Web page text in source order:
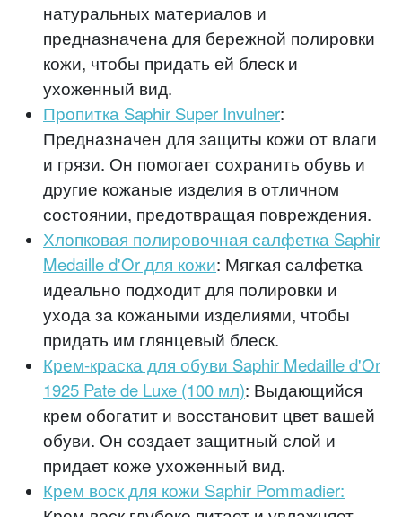
натуральных материалов и
предназначена для бережной полировки
кожи, чтобы придать ей блеск и
ухоженный вид.
Пропитка Saphir Super Invulner:
Предназначен для защиты кожи от влаги
и грязи. Он помогает сохранить обувь и
другие кожаные изделия в отличном
состоянии, предотвращая повреждения.
Хлопковая полировочная салфетка Saphir
Medaille d'Or для кожи: Мягкая салфетка
идеально подходит для полировки и
ухода за кожаными изделиями, чтобы
придать им глянцевый блеск.
Крем-краска для обуви Saphir Medaille d'Or
1925 Pate de Luxe (100 мл): Выдающийся
крем обогатит и восстановит цвет вашей
обуви. Он создает защитный слой и
придает коже ухоженный вид.
Крем воск для кожи Saphir Pommadier: